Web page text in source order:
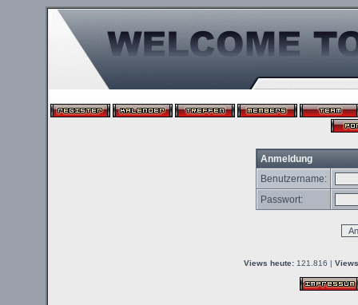
Anmeldung
Benutzername:
Passwort:
Views heute:121.816 |